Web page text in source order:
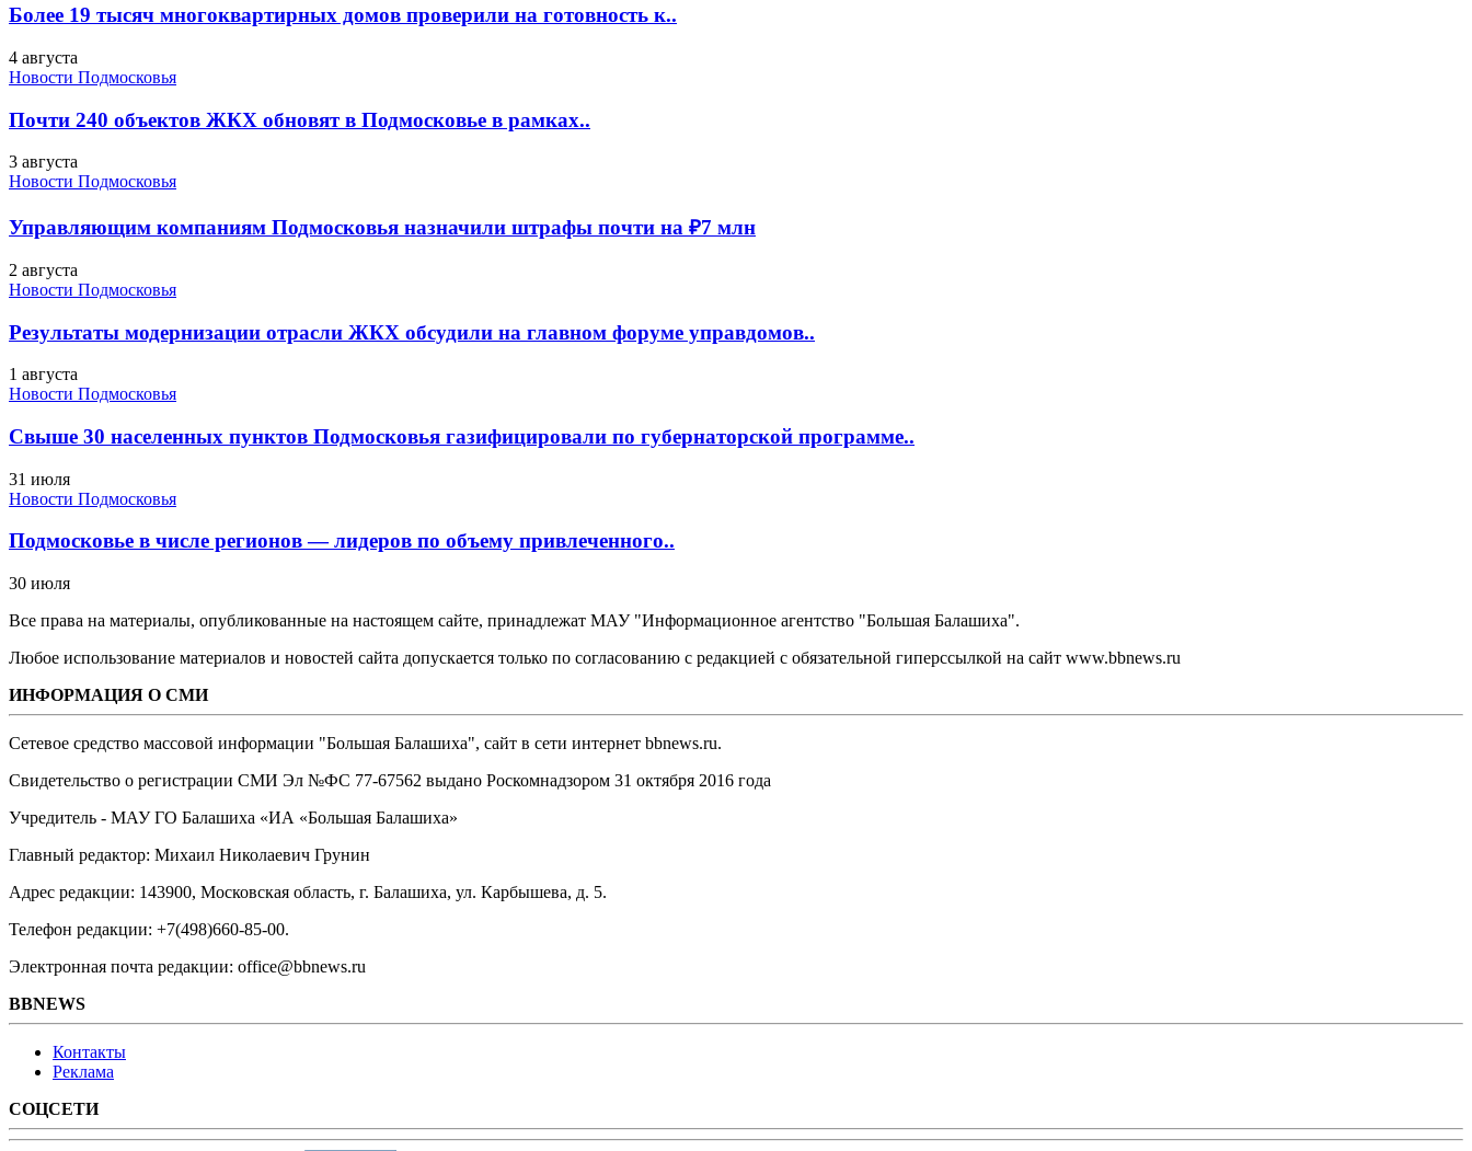
Более 19 тысяч многоквартирных домов проверили на готовность к..
4 августа
Новости Подмосковья
Почти 240 объектов ЖКХ обновят в Подмосковье в рамках..
3 августа
Новости Подмосковья
Управляющим компаниям Подмосковья назначили штрафы почти на ₽7 млн
2 августа
Новости Подмосковья
Результаты модернизации отрасли ЖКХ обсудили на главном форуме управдомов..
1 августа
Новости Подмосковья
Свыше 30 населенных пунктов Подмосковья газифицировали по губернаторской программе..
31 июля
Новости Подмосковья
Подмосковье в числе регионов — лидеров по объему привлеченного..
30 июля
Все права на материалы, опубликованные на настоящем сайте, принадлежат МАУ "Информационное агентство "Большая Балашиха".
Любое использование материалов и новостей сайта допускается только по согласованию с редакцией с обязательной гиперссылкой на сайт www.bbnews.ru
ИНФОРМАЦИЯ О СМИ
Сетевое средство массовой информации "Большая Балашиха", сайт в сети интернет bbnews.ru.
Свидетельство о регистрации СМИ Эл №ФС ‎77-67562 выдано Роскомнадзором 31 октября 2016 года
Учредитель - МАУ ГО Балашиха «ИА «Большая Балашиха»
Главный редактор: Михаил Николаевич Грунин
Адрес редакции: 143900, Московская область, г. Балашиха, ул. Карбышева, д. 5.
Телефон редакции: +7(498)660-85-00.
Электронная почта редакции: office@bbnews.ru
BBNEWS
Контакты
Реклама
СОЦСЕТИ